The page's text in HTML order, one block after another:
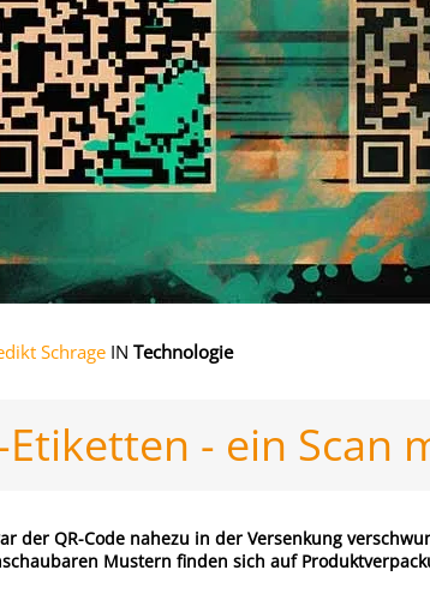
Schrage IN Technologie
Etiketten - ein Scan
der QR-Code nahezu in der Versenkung
Mustern finden sich auf